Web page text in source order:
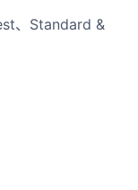
、Standard &